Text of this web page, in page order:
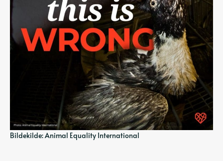
Bildekilde: Animal Equality International